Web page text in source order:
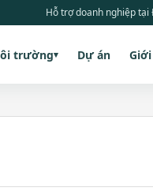
Hỗ trợ doanh nghiệp tại
trường▾ Dự án